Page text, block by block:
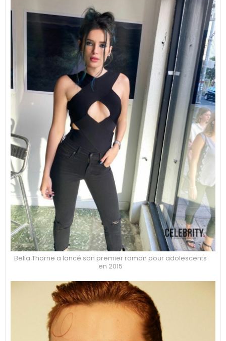
Bella Thorne a lancé son premier roman pour adolescents
en 2015